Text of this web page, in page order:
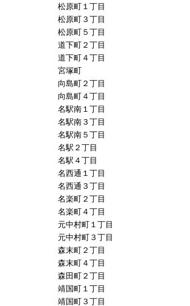
松原町１丁目
松原町３丁目
松原町５丁目
道下町２丁目
道下町４丁目
宮塚町
向島町２丁目
向島町４丁目
名駅南１丁目
名駅南３丁目
名駅南５丁目
名駅２丁目
名駅４丁目
名西通１丁目
名西通３丁目
名楽町２丁目
名楽町４丁目
元中村町１丁目
元中村町３丁目
森末町２丁目
森末町４丁目
森田町２丁目
靖国町１丁目
靖国町３丁目